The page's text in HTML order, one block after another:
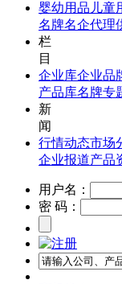
婴幼用品 儿童
名牌名企代理
栏
目
企业库企业品
产品库名牌专
新
闻
行情动态市场
企业报道产品
用户名：
密 码：